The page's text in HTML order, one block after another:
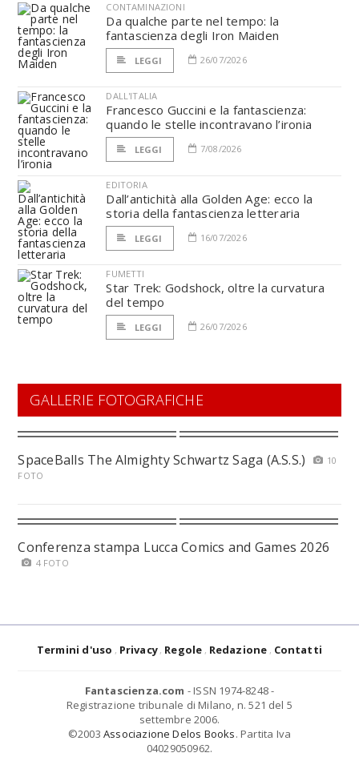
CONTAMINAZIONI
Da qualche parte nel tempo: la
fantascienza degli Iron Maiden
LEGGI 26/07/2026
DALL'ITALIA
Francesco Guccini e la fantascienza:
quando le stelle incontravano l’ironia
LEGGI 7/08/2026
EDITORIA
Dall’antichità alla Golden Age: ecco la
storia della fantascienza letteraria
LEGGI 16/07/2026
FUMETTI
Star Trek: Godshock, oltre la curvatura
del tempo
LEGGI 26/07/2026
GALLERIE FOTOGRAFICHE
SpaceBalls The Almighty Schwartz Saga (A.S.S.)
10
FOTO
Conferenza stampa Lucca Comics and Games 2026
4 FOTO
Termini d'uso Privacy Regole Redazione Contatti
Fantascienza.com - ISSN 1974-8248 -
Registrazione tribunale di Milano, n. 521 del 5
settembre 2006.
©2003 Associazione Delos Books. Partita Iva
04029050962.